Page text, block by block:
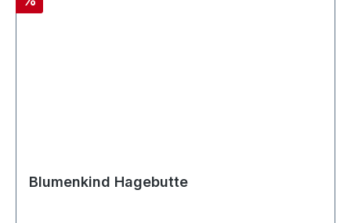
Blumenkind Hagebutte